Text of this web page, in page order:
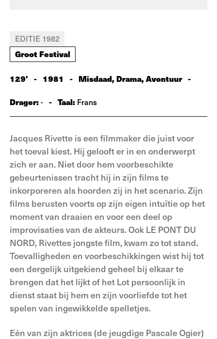
EDITIE 1982
Groot Festival
129' - 1981 - Misdaad, Drama, Avontuur -
Drager:- - Taal: Frans
Jacques Rivette is een filmmaker die juist voor
het toeval kiest. Hij gelooft er in en onderwerpt
zich er aan. Niet door hem voorbeschikte
gebeurtenissen tracht hij in zijn films te
inkorporeren als hoorden zij in het scenario. Zijn
films berusten voorts op zijn eigen intuïtie op het
moment van draaien en voor een deel op
improvisaties van de akteurs. Ook LE PONT DU
NORD, Rivettes jongste film, kwam zo tot stand.
Toevalligheden en voorbeschikkingen wist hij tot
een dergelijk uitgekiend geheel bij elkaar te
brengen dat het lijkt of het Lot persoonlijk in
dienst staat bij hem en zijn voorliefde tot het
spelen van ingewikkelde spelletjes.
Eén van zijn aktrices (de jeugdige Pascale Ogier)